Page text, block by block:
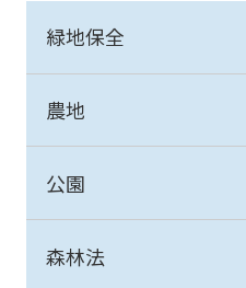
緑地保全
農地
公園
森林法